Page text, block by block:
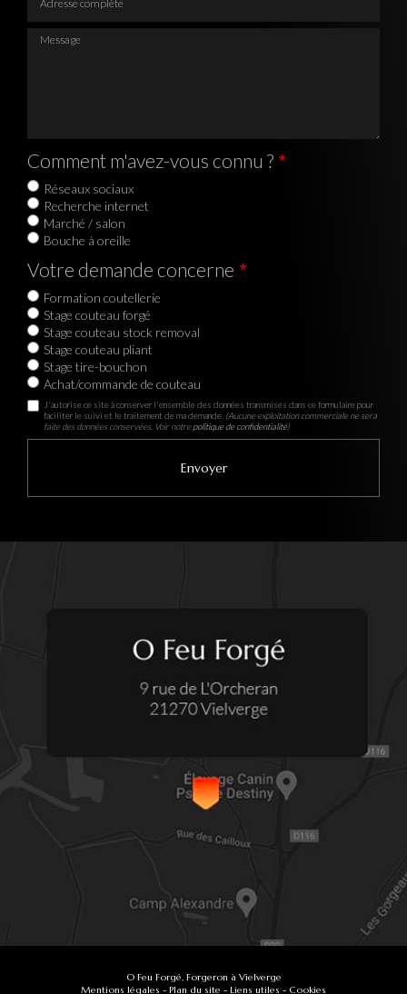
Message
Comment m'avez-vous connu ?
Réseaux sociaux
Recherche internet
Marché / salon
Bouche à oreille
Votre demande concerne
Formation coutellerie
Stage couteau forgé
Stage couteau stock removal
Stage couteau pliant
Stage tire-bouchon
Achat/commande de couteau
J'autorise ce site à conserver l'ensemble des données transmises dans ce formulaire pour
faciliter le suivi et le traitement de ma demande. (Aucune exploitation commerciale ne sera
faite des données conservées. Voir notrepolitique de confidentialité)
O Feu Forgé, Forgeron à Vielverge
Mentions légales - Plan du site - Liens utiles - Cookies